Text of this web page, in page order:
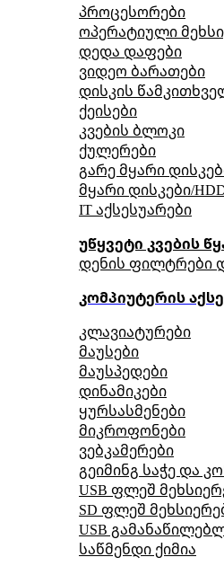
პროცესორები
ოპერატიული
დედა დაფები
ვიდეო ბარათები
დისკის
ქეისები
კვების ბლოკი
ქულერები
გარე მყარი
მყარი დისკები/
IT აქსესუარები
უწყვეტი კვების
დენის ფილტრები
კომპიუტერის
კლავიატურები
მაუსები
მაუსპედები
დინამიკები
ყურსასმენები
მიკროფონები
ვებკამერები
გეიმინგ საჭე და
USB ფლეშ
SD ფლეშ
USB
საწმენდი ქიმია